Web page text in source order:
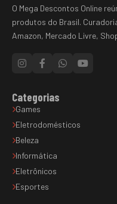
O Mega Descontos Online
produtos do Brasil.
Amazon, Mercado Livre,
Categorias
Games
Eletrodomésticos
Beleza
Informática
Eletrônicos
Esportes